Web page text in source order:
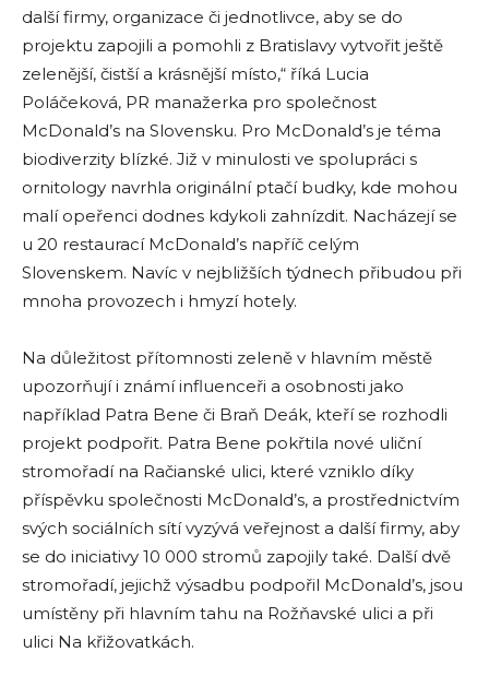
další firmy, organizace či jednotlivce, aby se do
projektu zapojili a pomohli z Bratislavy vytvořit ještě
zelenější, čistší a krásnější místo,“ říká Lucia
Poláčeková, PR manažerka pro společnost
McDonald’s na Slovensku. Pro McDonald’s je téma
biodiverzity blízké. Již v minulosti ve spolupráci s
ornitology navrhla originální ptačí budky, kde mohou
malí opeřenci dodnes kdykoli zahnízdit. Nacházejí se
u 20 restaurací McDonald’s napříč celým
Slovenskem. Navíc v nejbližších týdnech přibudou při
mnoha provozech i hmyzí hotely.
Na důležitost přítomnosti zeleně v hlavním městě
upozorňují i ​​známí influenceři a osobnosti jako
například Patra Bene či Braň Deák, kteří se rozhodli
projekt podpořit. Patra Bene pokřtila nové uliční
stromořadí na Račianské ulici, které vzniklo díky
příspěvku společnosti McDonald’s, a prostřednictvím
svých sociálních sítí vyzývá veřejnost a další firmy, aby
se do iniciativy 10 000 stromů zapojily také. Další dvě
stromořadí, jejichž výsadbu podpořil McDonald’s, jsou
umístěny při hlavním tahu na Rožňavské ulici a při
ulici Na křižovatkách.